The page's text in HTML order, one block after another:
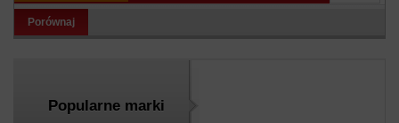
Porównaj
Popularne marki